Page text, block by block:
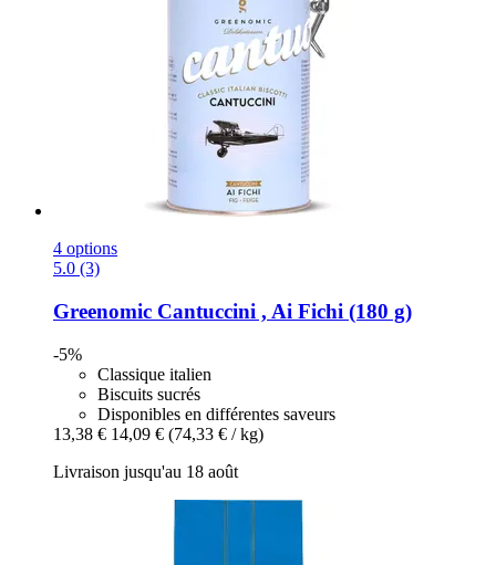
4 options
5.0 (3)
Greenomic Cantuccini , Ai Fichi (180 g)
-5%
Classique italien
Biscuits sucrés
Disponibles en différentes saveurs
13,38 € 14,09 € (74,33 € / kg)
Livraison jusqu'au 18 août